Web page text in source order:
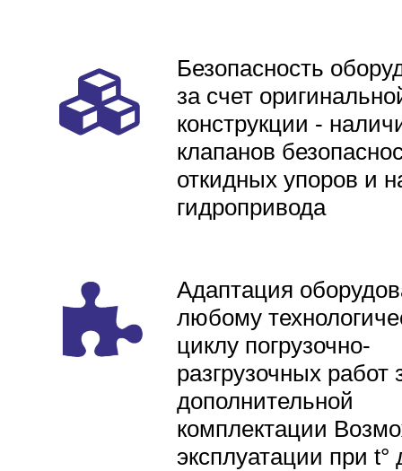
Безопасность
за счет
конструкции -
клапанов
откидных упоров и
гидропривода
Адаптация
любому
циклу погрузочно-
разгрузочных работ
дополнительной
комплектации
эксплуатации при t°